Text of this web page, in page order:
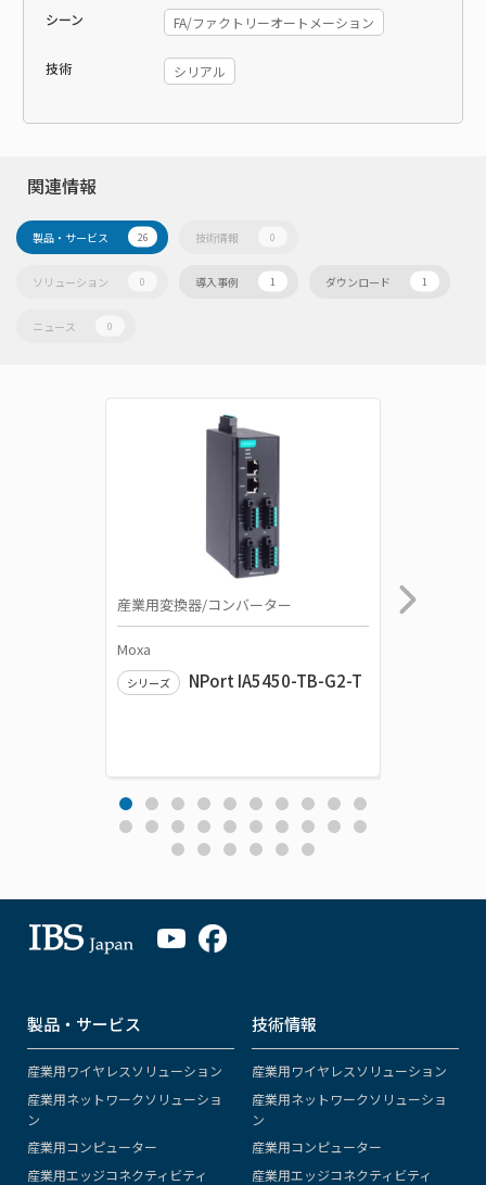
シーン FA/ファクトリーオートメーション
技術 シリアル
関連情報
製品・サービス 26 技術情報 0
ソリューション 0 導入事例 1 ダウンロード 1
ニュース 0
産業用変換器/コンバーター
Moxa
シリーズ NPort IA5450-TB-G2-T
製品・サービス
産業用ワイヤレスソリューション
産業用ネットワークソリューショ
ン
産業用コンピューター
産業用エッジコネクティビティ
技術情報
産業用ワイヤレスソリューション
産業用ネットワークソリューショ
ン
産業用コンピューター
産業用エッジコネクティビティ